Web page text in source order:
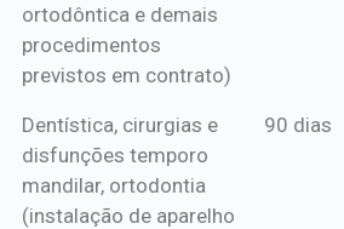
ortodôntica e demais
procedimentos
previstos em contrato)
Dentística, cirurgias e
disfunções temporo
mandilar, ortodontia
(instalação de aparelho
90 dias